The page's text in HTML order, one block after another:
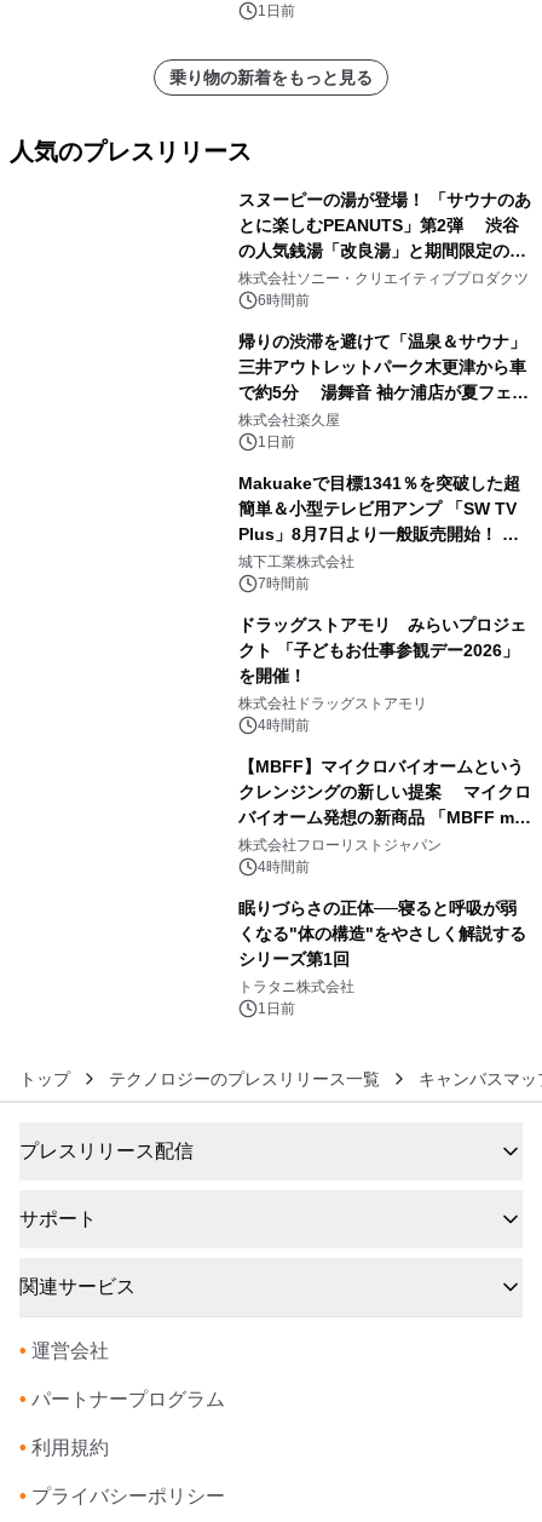
1日前
乗り物の新着をもっと見る
人気のプレスリリース
スヌーピーの湯が登場！ 「サウナのあ
とに楽しむPEANUTS」第2弾 渋谷
の人気銭湯「改良湯」と期間限定のコ
ラボレーション サウナイキタイコラ
ボグッズも発売決定！
株式会社ソニー・クリエイティブプロダクツ
6時間前
帰りの渋滞を避けて「温泉＆サウナ」
三井アウトレットパーク木更津から車
で約5分 湯舞音 袖ケ浦店が夏フェア
メニューを提供
株式会社楽久屋
1日前
Makuakeで目標1341％を突破した超
簡単＆小型テレビ用アンプ 「SW TV
Plus」8月7日より一般販売開始！ ケ
ーブル1本つなぐだけ、テレビの音が
ぐっと豊かに
城下工業株式会社
7時間前
ドラッグストアモリ みらいプロジェ
クト 「子どもお仕事参観デー2026」
を開催！
株式会社ドラッグストアモリ
4時間前
【MBFF】マイクロバイオームという
クレンジングの新しい提案 マイクロ
バイオーム発想の新商品 「MBFF mb
クレンジングPRO」を2026年8月6日
発売
株式会社フローリストジャパン
4時間前
眠りづらさの正体──寝ると呼吸が弱
くなる"体の構造"をやさしく解説する
シリーズ第1回
トラタニ株式会社
1日前
トップ テクノロジーのプレスリリース一覧 キャンバスマ
プレスリリース配信
サポート
関連サービス
• 運営会社
• パートナープログラム
• 利用規約
• プライバシーポリシー